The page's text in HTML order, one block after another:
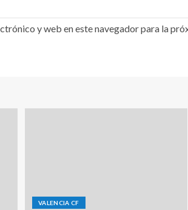
y web en este navegador para la
VALENCIA CF